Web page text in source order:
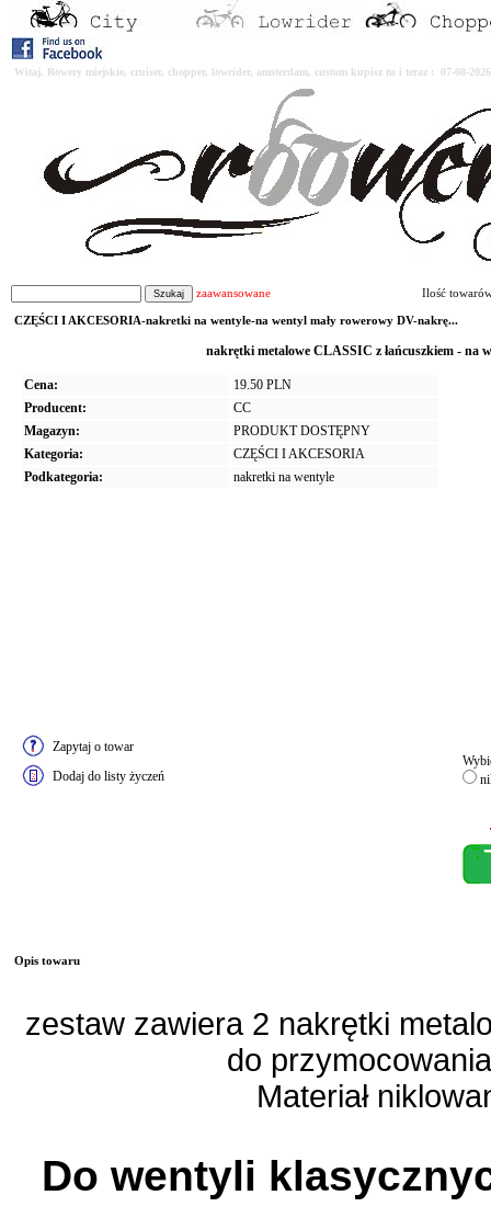
Witaj. Rowery miejskie, cruiser, chopper, lowrider, amsterdam, custom kupisz tu i teraz : 07-08-
zaawansowane Ilość
CZĘŚCI I AKCESORIA-nakretki na wentyle-na wentyl mały rowerowy DV-nakrę...
nakrętki metalowe CLASSIC z łańcuszkiem - na
Cena:
19.50 PLN
Producent:
CC
Magazyn:
PRODUKT DOSTĘPNY
Kategoria:
CZĘŚCI I AKCESORIA
Podkategoria:
nakretki na wentyle
Zapytaj o towar
Dodaj do listy życzeń
Opis towaru
zestaw zawiera 2 nakrętki
do
Materiał
Do wentyli